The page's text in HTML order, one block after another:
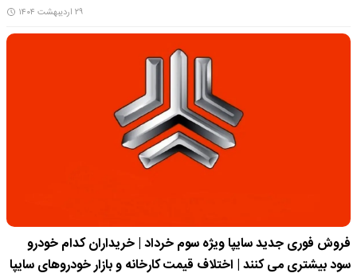
۲۹ اردیبهشت ۱۴۰۴
فروش فوری جدید سایپا ویژه سوم خرداد | خریداران کدام خودرو
سود بیشتری می کنند | اختلاف قیمت کارخانه و بازار خودروهای سایپا